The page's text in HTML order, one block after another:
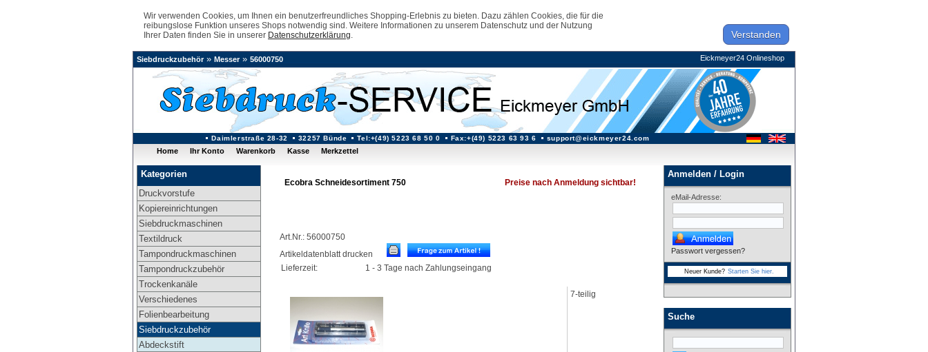
Wir verwenden Cookies, um Ihnen ein benutzerfreundliches Shopping-Erlebnis zu bieten. Dazu zählen Cookies, die für die
reibungslose Funktion unseres Shops notwendig sind. Weitere Informationen zu unserem Datenschutz und der Nutzung
Ihrer Daten finden Sie in unserer Datenschutzerklärung. Verstanden
Eickmeyer24 Onlineshop
Daimlerstraße 28-32 32257 Bünde Tel:+(49) 5223 68 50 0 Fax:+(49) 5223 63 93 6 support@eickmeyer24.com
Siebdruckzubehör» Messer» 56000750
Home Ihr Konto Warenkorb Kasse Merkzettel
Kategorien
Druckvorstufe
Kopiereinrichtungen
Siebdruckmaschinen
Textildruck
Tampondruckmaschinen
Tampondruckzubehör
Trockenkanäle
Verschiedenes
Folienbearbeitung
Siebdruckzubehör
Abdeckstift
Anmelden / Login
eMail-Adresse:
Passwort vergessen?
Neuer Kunde? Starten Sie hier.
Suche
Ecobra Schneidesortiment 750 Preise nach Anmeldung sichtbar!
Art.Nr.: 56000750
Artikeldatenblatt drucken
Lieferzeit:
1 - 3 Tage nach Zahlungseingang
7-teilig